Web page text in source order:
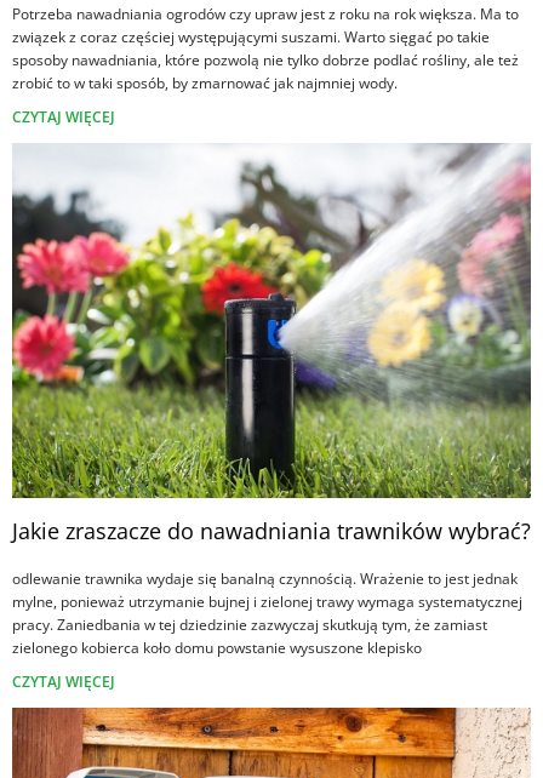
Potrzeba nawadniania ogrodów czy upraw jest z roku na rok większa. Ma to
związek z coraz częściej występującymi suszami. Warto sięgać po takie
sposoby nawadniania, które pozwolą nie tylko dobrze podlać rośliny, ale też
zrobić to w taki sposób, by zmarnować jak najmniej wody.
CZYTAJ WIĘCEJ
Jakie zraszacze do nawadniania trawników wybrać?
odlewanie trawnika wydaje się banalną czynnością. Wrażenie to jest jednak
mylne, ponieważ utrzymanie bujnej i zielonej trawy wymaga systematycznej
pracy. Zaniedbania w tej dziedzinie zazwyczaj skutkują tym, że zamiast
zielonego kobierca koło domu powstanie wysuszone klepisko
CZYTAJ WIĘCEJ